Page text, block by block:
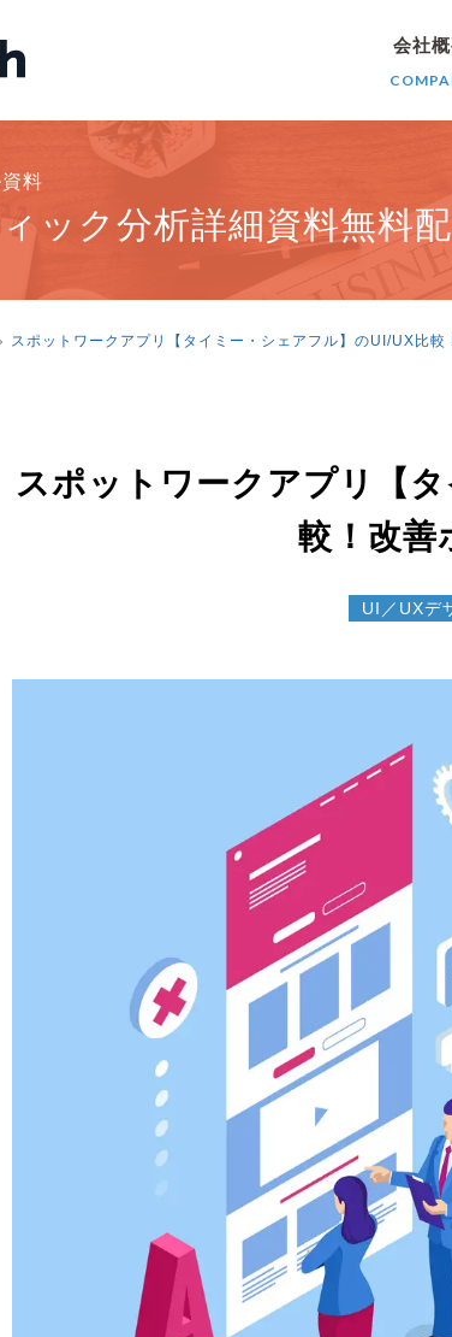
会社
料
ック分析詳細資料無料配
スポットワークアプリ【タイミー・シェアフル】のUI/UX比較
スポットワークアプリ【
較！改善
UI／UXデ